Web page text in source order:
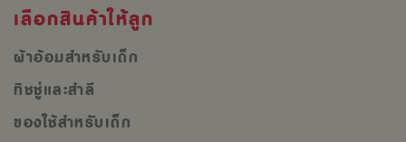
เลือกสินค้าให้ลูก
ผ้าอ้อมสำหรับเด็ก
ทิชชู่และสำลี
ของใช้สำหรับเด็ก